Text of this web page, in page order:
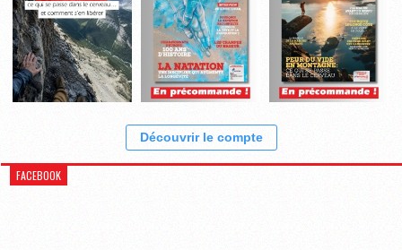
Découvrir le compte
FACEBOOK